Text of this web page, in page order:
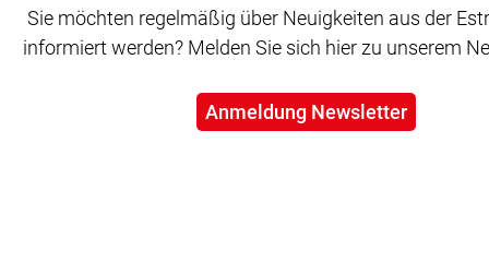
Sie möchten regelmäßig über Neuigkeiten aus der
informiert werden? Melden Sie sich hier zu unserem
Anmeldung Newsletter